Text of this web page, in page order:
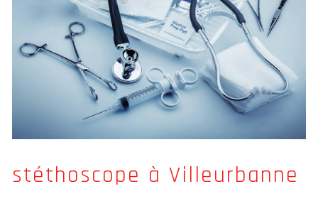
stéthoscope à Villeurbanne